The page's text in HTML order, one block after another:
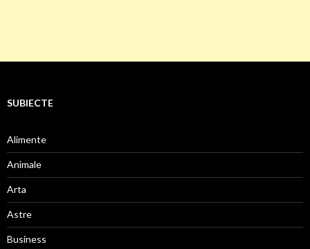
SUBIECTE
Alimente
Animale
Arta
Astre
Business